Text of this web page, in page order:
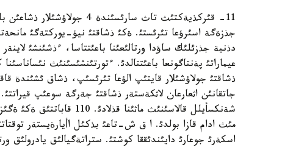
دذنية جذزئلئك ساؤدا ورتالئعئنا باعئتتاسا، ءذشئنشئ
عيماراتئ پةنتاگونعا باعئتتالدئ. ءتورتئنشئسئنئث
ذشاقتئ جولاؤشئلار قايتئپ الؤعا تئرئسئپ، ذشاق ئشئندة
جاتقانئن اثعارعان لاثكةستةر ذشاقتئ جةرگة سوعئپ
شةنكسأيلل قالاسئنئث
مئث ادام قازا بولدئ. ا ق ش-تاعئ بذكئل اأيارةيستةر
اسكةرئ جوعارئ دايئندئققا كوشتئ. ستراتةگيالئق يادرولئق